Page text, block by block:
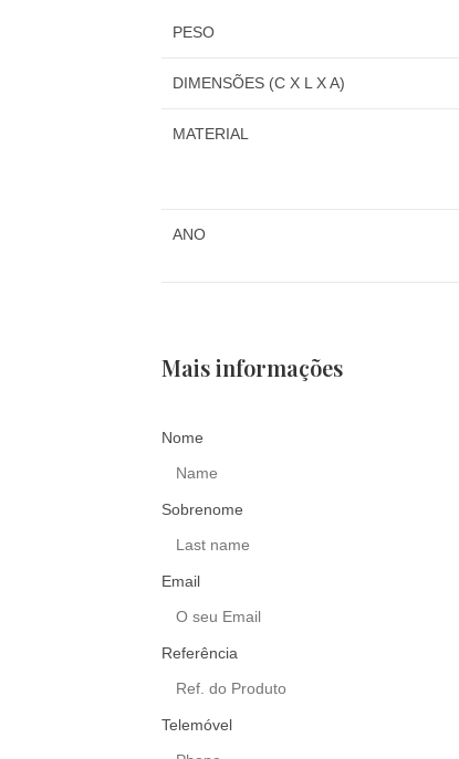
PESO
DIMENSÕES (C X L X A)
MATERIAL
ANO
Mais informações
Nome
Sobrenome
Email
Referência
Telemóvel